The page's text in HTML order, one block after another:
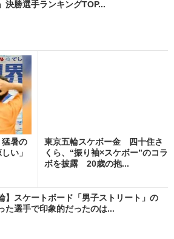
決勝選手ランキングTOP...
猛暑の
い」
東京五輪スケボー金 四十住さ
くら、“振り袖×スケボー”のコラ
ボを披露 20歳の抱...
】スケートボード「男子ストリート」の
た選手で印象的だったのは...